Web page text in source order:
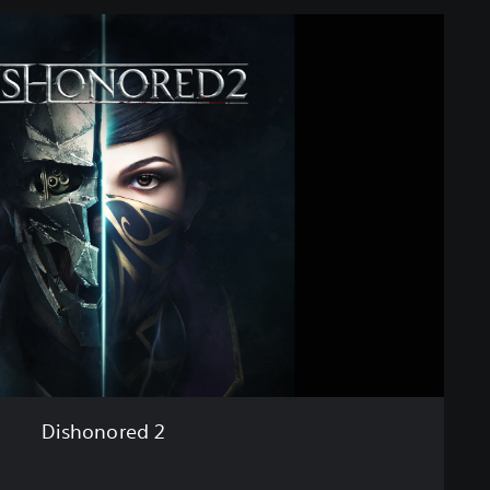
Dishonored 2